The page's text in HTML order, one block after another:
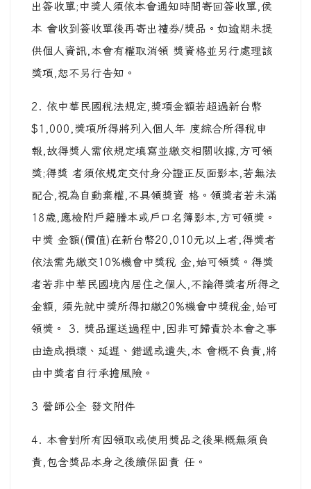
出簽收單;中獎人須依本會通知時間寄回簽收單,侯
本 會收到簽收單後再寄出禮券/獎品。如逾期未提
供個人資訊,本會有權取消領 獎資格並另行處理該
獎項,恕不另行告知。
2. 依中華民國稅法規定,獎項金額若超過新台幣
$1,000,獎項所得將列入個人年 度綜合所得稅申
報,故得獎人需依規定填寫並繳交相關收據,方可領
獎;得獎 者須依規定交付身分證正反面影本,若無法
配合,視為自動棄權,不具領獎資 格。領獎者若未滿
18歲,應檢附戶籍謄本或戶口名簿影本,方可領獎。
中獎 金額(價值)在新台幣20,010元以上者,得獎者
依法需先繳交10%機會中獎稅 金,始可領獎。得獎
者若非中華民國境內居住之個人,不論得獎者所得之
金額, 須先就中獎所得扣繳20%機會中獎稅金,始可
領獎。 3. 獎品運送過程中,因非可歸責於本會之事
由造成損壞、延遲、錯遞或遺失,本 會概不負責,將
由中獎者自行承擔風險。
3 營師公全 發文附件
4. 本會對所有因領取或使用獎品之後果概無須負
責,包含獎品本身之後續保固責 任。